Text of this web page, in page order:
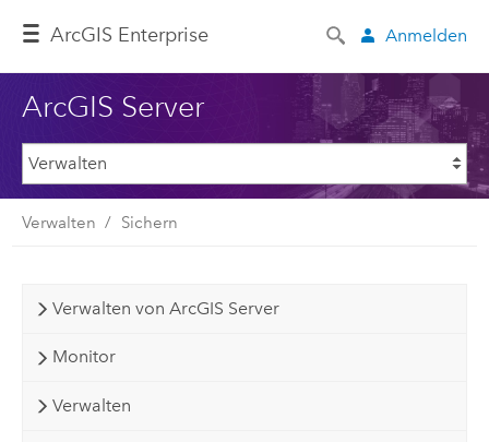
ArcGIS Enterprise Anmelden
ArcGIS Server
Verwalten Sichern
Verwalten von ArcGIS Server
Monitor
Verwalten